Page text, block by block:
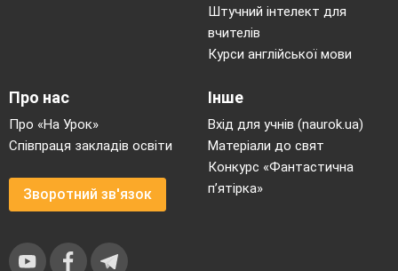
Штучний інтелект для
вчителів
Курси англійської мови
Про нас
Про «На Урок»
Співпраця закладів освіти
Зворотний зв'язок
Інше
Вхід для учнів (naurok.ua)
Матеріали до свят
Конкурс «Фантастична
п’ятірка»